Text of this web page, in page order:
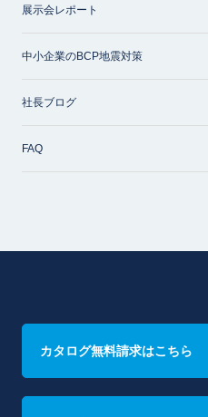
展示会レポート
中小企業のBCP地震対策
社長ブログ
FAQ
カタログ無料請求はこちら